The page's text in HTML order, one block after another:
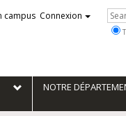
campus Connexion
NOTRE